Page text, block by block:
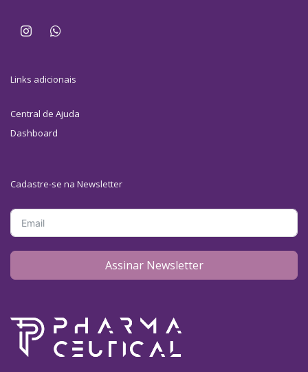
Links adicionais
Central de Ajuda
Dashboard
Cadastre-se na Newsletter
Assinar Newsletter